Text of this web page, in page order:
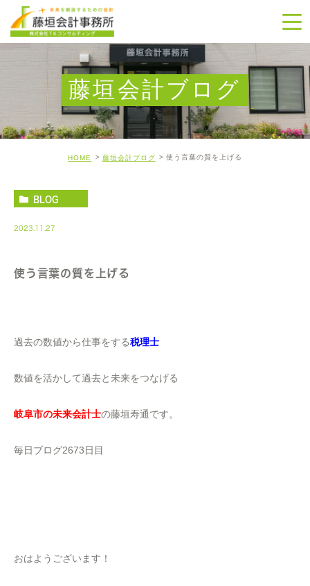
藤垣会計ブログ
HOME 藤垣会計ブログ 使う言葉の質を上げる
BLOG
2023.11.27
使う言葉の質を上げる
過去の数値から仕事をする税理士
数値を活かして過去と未来をつなげる
岐阜市の未来会計士の藤垣寿通です。
毎日ブログ2673日目
おはようございます！